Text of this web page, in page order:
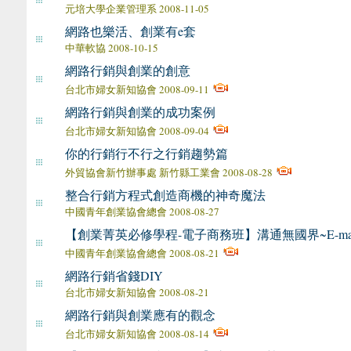
元培大學企業管理系 2008-11-05
網路也樂活、創業有e套
中華軟協 2008-10-15
網路行銷與創業的創意
台北市婦女新知協會 2008-09-11
網路行銷與創業的成功案例
台北市婦女新知協會 2008-09-04
你的行銷行不行之行銷趨勢篇
外貿協會新竹辦事處 新竹縣工業會 2008-08-28
整合行銷方程式 創造商機的神奇魔法
中國青年創業協會總會 2008-08-27
【創業菁英必修學程-電子商務班】溝通無國界~E-
中國青年創業協會總會 2008-08-21
網路行銷省錢DIY
台北市婦女新知協會 2008-08-21
網路行銷與創業應有的觀念
台北市婦女新知協會 2008-08-14